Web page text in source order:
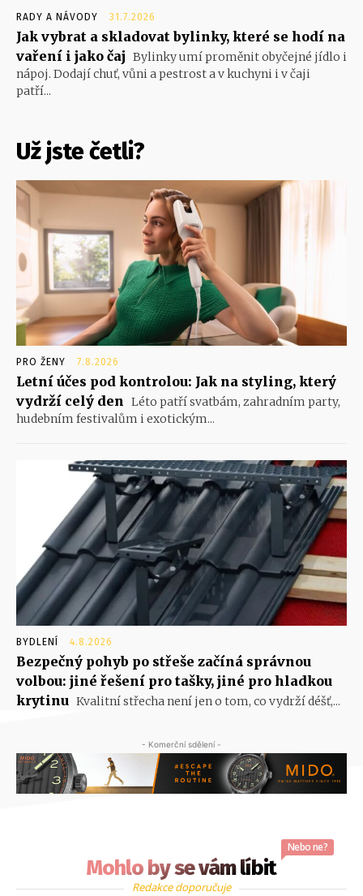
RADY A NÁVODY 31.7.2026
Jak vybrat a skladovat bylinky, které se hodí na
vaření i jako čaj Bylinky umí proměnit obyčejné jídlo i
nápoj. Dodají chuť, vůni a pestrost a v kuchyni i v čaji
patří...
Už jste četli?
PRO ŽENY 7.8.2026
Letní účes pod kontrolou: Jak na styling, který
vydrží celý den
Léto patří svatbám, zahradním party,
hudebním festivalům i exotickým...
BYDLENÍ 4.8.2026
Bezpečný pohyb po střeše začíná správnou
volbou: jiné řešení pro tašky, jiné pro hladkou
krytinu Kvalitní střecha není jen o tom, co vydrží déšť,...
- Komerční sdělení -
Mohlo by se vám líbit
Nebo ne?
Redakce doporučuje